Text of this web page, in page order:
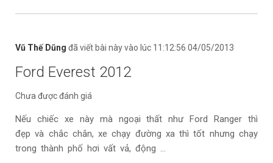
Vũ Thế Dũng đã viết bài này vào lúc 11:12:56 04/05/2013
Ford Everest 2012
Chưa được đánh giá
Nếu chiếc xe này mà ngoại thất như Ford Ranger thì
đẹp và chắc chắn, xe chạy đường xa thì tốt nhưng chạy
trong thành phố hơi vất vả, động ...